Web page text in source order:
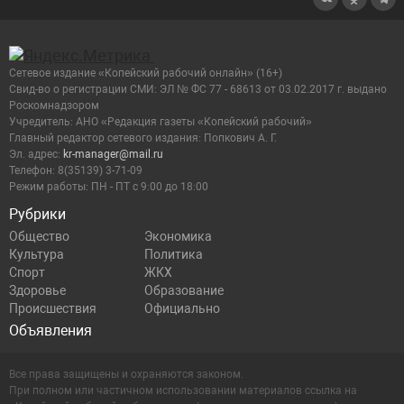
Рубрики
Общество
Экономика
Культура
Политика
Спорт
ЖКХ
Здоровье
Образование
Происшествия
Официально
Объявления
Сетевое издание «Копейский рабочий онлайн» (16+)
Cвид-во о регистрации СМИ: ЭЛ № ФС 77 - 68613 от 03.02.2017 г. выдано
Роскомнадзором
Учредитель: АНО «Редакция газеты «Копейский рабочий»
Главный редактор сетевого издания: Попкович А. Г.
Эл. адрес: kr-manager@mail.ru
Телефон: 8(35139) 3-71-09
Режим работы: ПН - ПТ с 9:00 до 18:00
Все права защищены и охраняются законом.
При полном или частичном использовании материалов ссылка на